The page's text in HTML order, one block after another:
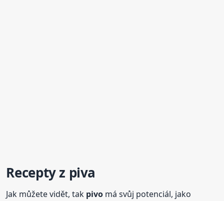
Recepty z piva
Jak můžete vidět, tak pivo má svůj potenciál, jako